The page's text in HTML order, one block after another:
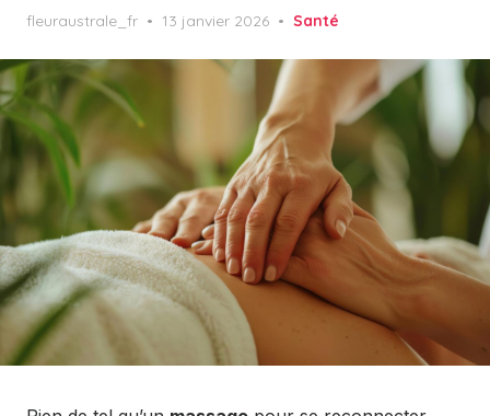
fleuraustrale_fr
Posted
13 janvier 2026 Santé